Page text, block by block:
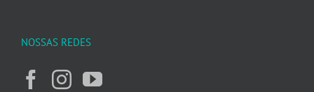
NOSSAS REDES